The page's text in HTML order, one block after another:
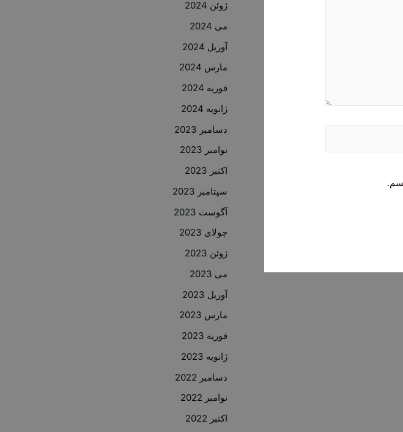
ژوئن 2024
می 2024
آوریل 2024
مارس 2024
فوریه 2024
ژانویه 2024
دسامبر 2023
نوامبر 2023
اکتبر 2023
سپتامبر 2023
آگوست 2023
جولای 2023
ژوئن 2023
می 2023
آوریل 2023
مارس 2023
فوریه 2023
ژانویه 2023
دسامبر 2022
نوامبر 2022
اکتبر 2022